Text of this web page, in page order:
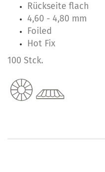
Rückseite flach
4,60 - 4,80 mm
Foiled
Hot Fix
100 Stck.